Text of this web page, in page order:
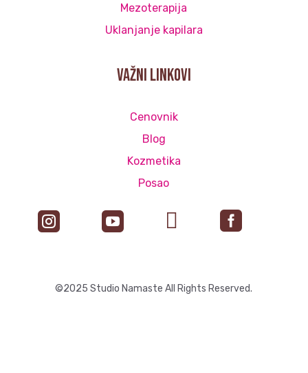
Mezoterapija
Uklanjanje kapilara
važni linkovi
Cenovnik
Blog
Kozmetika
Posao
   
©2025 Studio Namaste All Rights Reserved.